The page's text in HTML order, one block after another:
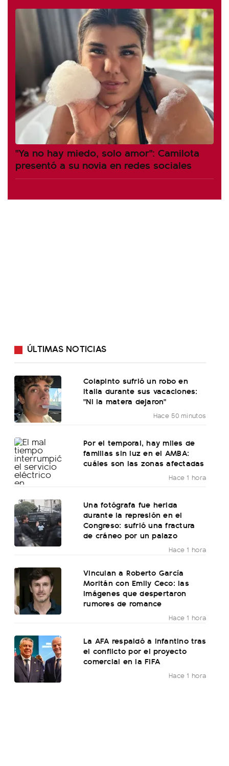
"Ya no hay miedo, solo amor": Camilota
presentó a su novia en redes sociales
ÚLTIMAS NOTICIAS
Colapinto sufrió un robo en
Italia durante sus vacaciones:
"Ni la matera dejaron"
Hace 50 minutos
Por el temporal, hay miles de
familias sin luz en el AMBA:
cuáles son las zonas afectadas
Hace 1 hora
Una fotógrafa fue herida
durante la represión en el
Congreso: sufrió una fractura
de cráneo por un palazo
Hace 1 hora
Vinculan a Roberto García
Moritán con Emily Ceco: las
imágenes que despertaron
rumores de romance
Hace 1 hora
La AFA respaldó a Infantino tras
el conflicto por el proyecto
comercial en la FIFA
Hace 1 hora